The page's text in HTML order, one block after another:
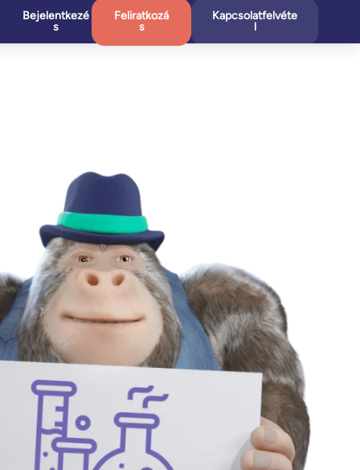
Bejelentkezé
s
Feliratkozá
s
Kapcsolatfelvéte
l